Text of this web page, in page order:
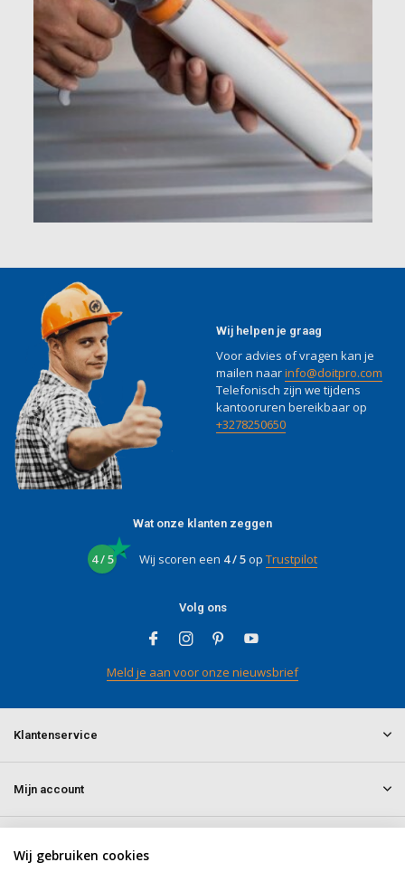
Wij helpen je graag
Voor advies of vragen kan je
mailen naarinfo@doitpro.com
Telefonisch zijn we tijdens
kantooruren bereikbaar op
+3278250650
Wat onze klanten zeggen
4 / 5 Wij scoren een 4 / 5op Trustpilot
Volg ons
Meld je aan voor onze nieuwsbrief
Klantenservice
Mijn account
Wij gebruiken cookies